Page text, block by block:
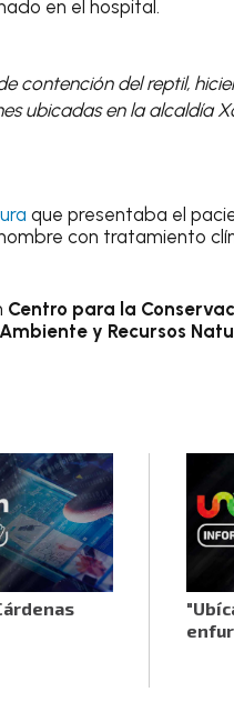
en el hospital.
contención del reptil,
ubicadas en la alcaldía
que presentaba el
con tratamiento
Centro para la
y Recursos